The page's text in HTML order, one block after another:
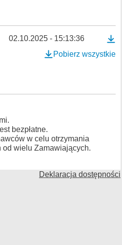
02.10.2025 - 15:13:36
Pobierz wszystkie
bezpłatne.
w celu otrzymania
od wielu Zamawiających.
Deklaracja dostępności